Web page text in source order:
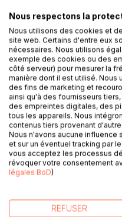
Ajouter à ma liste d'envies
Laisser un avis
DESCRIPTION
Acheter ou vendre des
tradition ! et ces petites
bon... Seulement cela peut
Nous respectons la
Nous utilisons des cookies et
site web. Certains d'entre eux
nécessaires. Nous utilisons
exemple des cookies ou des
côté serveur) pour mesurer la
manière dont il est utilisé. Nous
des fins de marketing et
ainsi qu'à des fournisseurs
des empreintes digitales, des
tous les appareils. Nous
contenus tiers provenant
Nous n'avons aucune influence
et sur un éventuel tracking par
vous acceptez les processus
révoquer votre consentement
légales BoD)
REFUSER